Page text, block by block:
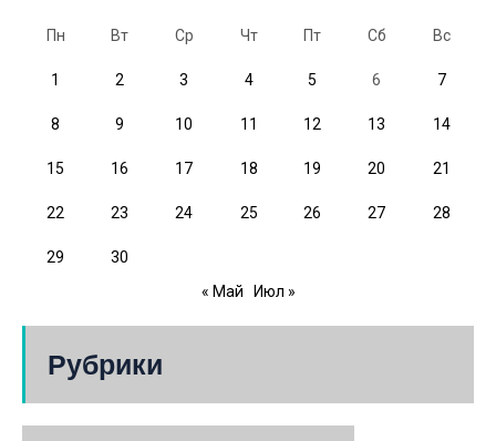
Пн Вт Ср Чт Пт Сб Вс
1 2 3 4 5 6 7
8 9 10 11 12 13 14
15 16 17 18 19 20 21
22 23 24 25 26 27 28
29
30
« Май
Июл »
Рубрики